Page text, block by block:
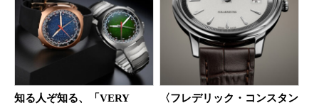
知る人ぞ知る、「VERY
〈フレデリック・コンスタン